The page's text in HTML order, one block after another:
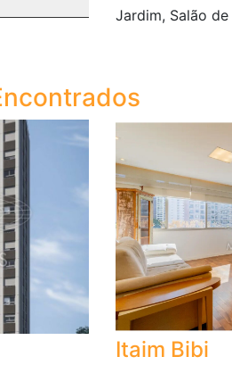
Jardim, Salão de
Itaim Bibi